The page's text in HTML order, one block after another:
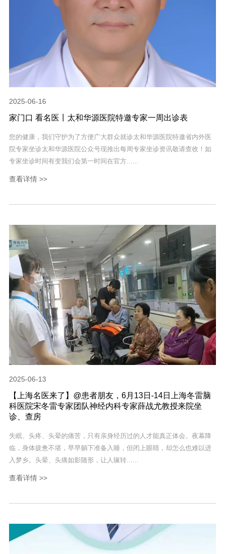
2025-06-16
家门口 看名医丨太和华源医院特邀专家一周出诊表
您的健康，我们守护为了方便广大群众就诊太和华源医院特邀省内外医
院专家坐诊太和华源医院公众号现推出每周专家坐诊资讯敬请查收！如
专家坐诊时间有变我们会第一时间在官方......
查看详情 >>
2025-06-13
【上海名医来了】@患者朋友，6月13日-14日上海冬雷脑
科医院宋冬雷专家团队神经内科专家薛战尤教授来院坐
诊、查房
失眠、头疼、头晕的痛苦，只有亲身经历过的人才能真正体会。夜幕降
临，身体疲惫不堪，早早躺下准备入睡，但闭上眼睛，却怎么也难以进
入梦乡。头晕、头痛如影随形，让人辗转......
查看详情 >>